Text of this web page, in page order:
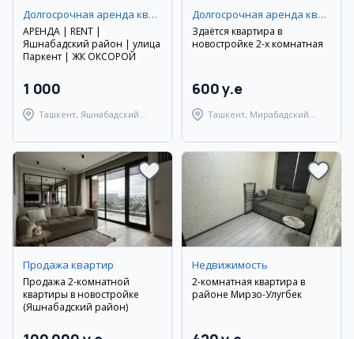
Долгосрочная аренда квартир
АРЕНДА | RENT |
Яшнабадский район | улица
Паркент | ЖК ОКСОРОЙ
1 000
Ташкент, Яшнабадский
Долгосрочная аренда квартир
Здаётся квартира в
новостройке 2-х комнатная
600 y.e
Ташкент, Мирабадский
Продажа квартир
Продажа 2-комнатной
квартиры в новостройке
(Яшнабадский район)
Недвижимость
2-комнатная квартира в
районе Мирзо-Улугбек